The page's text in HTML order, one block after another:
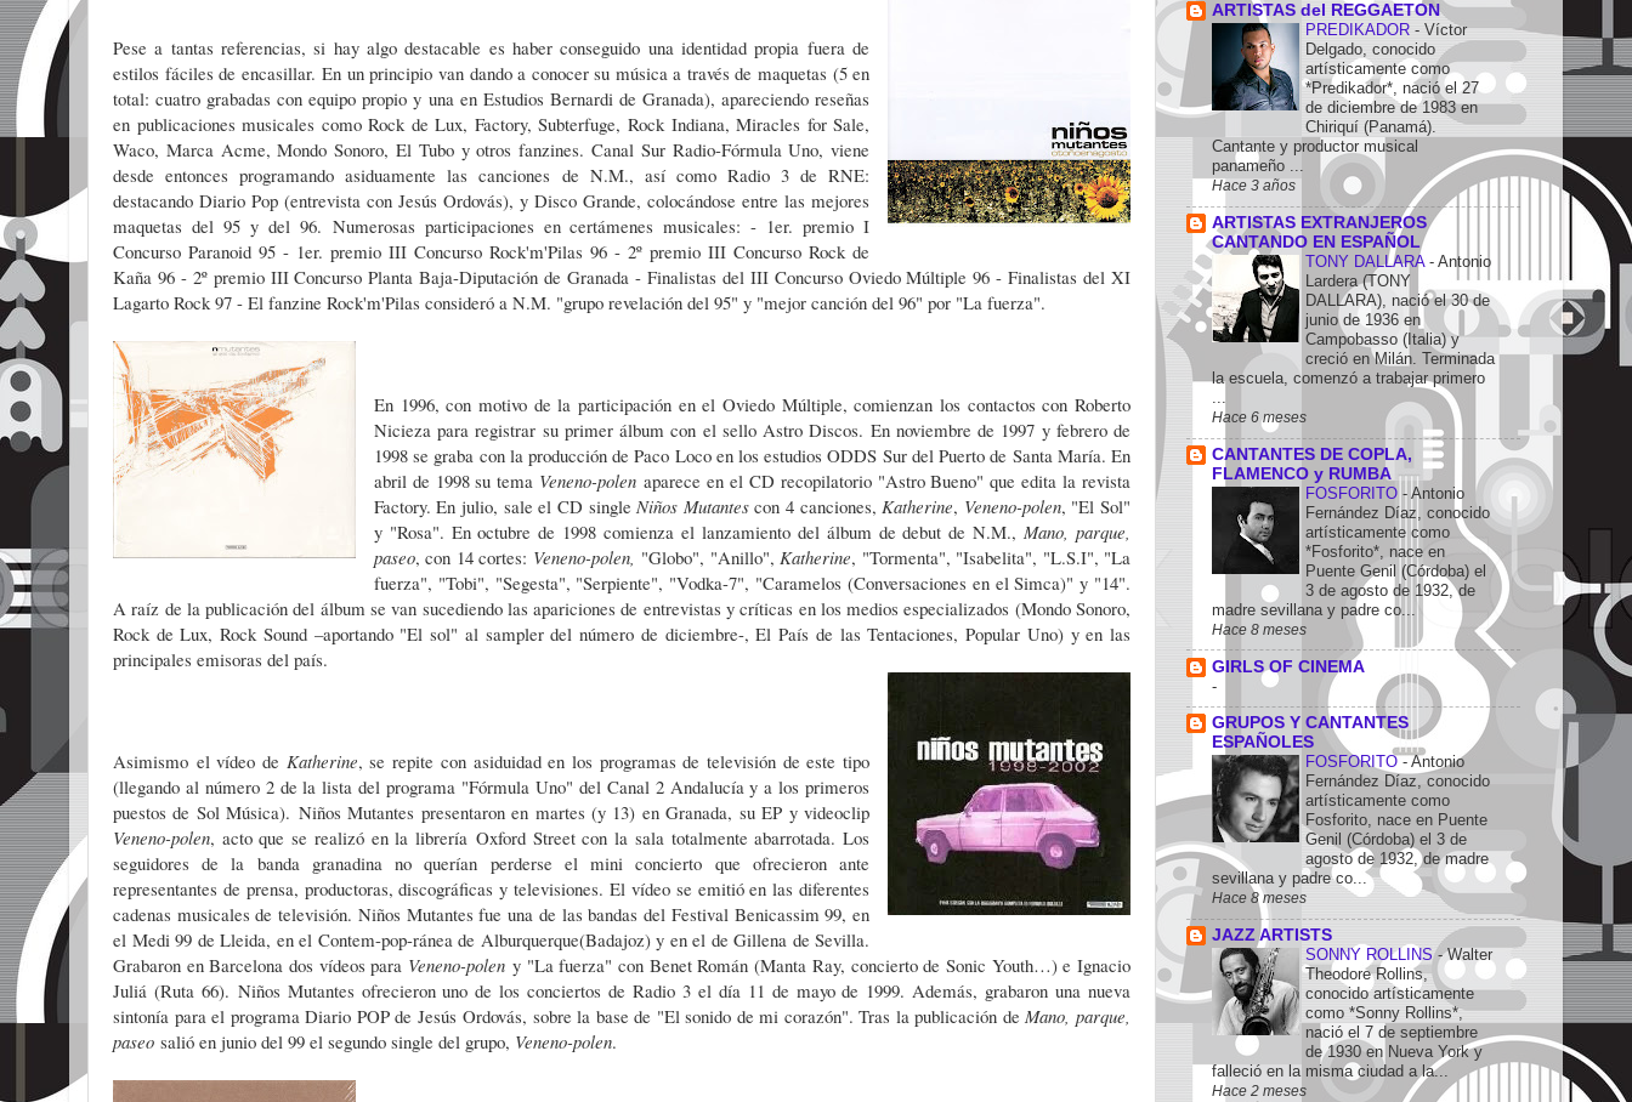
Pese a tantas referencias, si hay algo destacable es haber conseguido una identidad propia fuera de
estilos fáciles de encasillar.En un principio van dando a conocer su música a través de maquetas (5 en
total: cuatro grabadas con equipo propio y una en Estudios Bernardi de Granada), apareciendo reseñas
en publicaciones musicales como Rock de Lux, Factory, Subterfuge, Rock Indiana, Miracles for Sale,
Waco, Marca Acme, Mondo Sonoro, El Tubo y otros fanzines. Canal Sur Radio-Fórmula Uno, viene
desde entonces programando asiduamente las canciones de N.M., así como Radio 3 de RNE:
destacando Diario Pop (entrevista con Jesús Ordovás), y Disco Grande, colocándose entre las mejores
maquetas del 95 y del 96. Numerosas participaciones en certámenes musicales: - 1er. premio I
Concurso Paranoid 95 - 1er. premio III Concurso Rock'm'Pilas 96 - 2º premio III Concurso Rock de
Kaña 96 - 2º premio III Concurso Planta Baja-Diputación de Granada - Finalistas del III Concurso Oviedo Múltiple 96 - Finalistas del XI
Lagarto Rock 97 - El fanzine Rock'm'Pilas consideró a N.M. "grupo revelación del 95" y "mejor canción del 96" por "La fuerza".
En 1996, con motivo de la participación en el Oviedo Múltiple, comienzan los contactos con Roberto
Nicieza para registrar su primer álbum con el sello Astro Discos. En noviembre de 1997 y febrero de
1998 se graba con la producción de Paco Loco en los estudios ODDS Sur del Puerto de Santa María. En
abril de 1998 su tema Veneno-polen aparece en el CD recopilatorio "Astro Bueno" que edita la revista
Factory. En julio, sale el CD single Niños Mutantescon 4 canciones, Katherine, Veneno-polen, "El Sol"
y "Rosa". En octubre de 1998 comienza el lanzamiento del álbum de debut de N.M., Mano, parque,
paseo, con 14 cortes: Veneno-polen, "Globo", "Anillo", Katherine, "Tormenta", "Isabelita", "L.S.I", "La
fuerza", "Tobi", "Segesta", "Serpiente", "Vodka-7", "Caramelos (Conversaciones en el Simca)" y "14".
A raíz de la publicación del álbum se van sucediendo las apariciones de entrevistas y críticas en los medios especializados (Mondo Sonoro,
Rock de Lux, Rock Sound –aportando "El sol" al sampler del número de diciembre-, El País de las Tentaciones, Popular Uno) y en las
principales emisoras del país.
Asimismo el vídeo de Katherine, se repite con asiduidad en los programas de televisión de este tipo
(llegando al número 2 de la lista del programa "Fórmula Uno" del Canal 2 Andalucía y a los primeros
puestos de Sol Música). Niños Mutantes presentaron en martes (y 13) en Granada, su EP y videoclip
Veneno-polen, acto que se realizó en la librería Oxford Street con la sala totalmente abarrotada. Los
seguidores de la banda granadina no querían perderse el mini concierto que ofrecieron ante
representantes de prensa, productoras, discográficas y televisiones. El vídeo se emitió en las diferentes
cadenas musicales de televisión. Niños Mutantes fue una de las bandas del Festival Benicassim 99, en
el Medi 99 de Lleida, en el Contem-pop-ránea de Alburquerque(Badajoz) y en el de Gillena de Sevilla.
Grabaron en Barcelona dos vídeos para Veneno-polen y "La fuerza" con Benet Román (Manta Ray, concierto de Sonic Youth…) e Ignacio
Juliá (Ruta 66). Niños Mutantes ofrecieron uno de los conciertos de Radio 3 el día 11 de mayo de 1999. Además, grabaron una nueva
sintonía para el programa Diario POP de Jesús Ordovás, sobre la base de "El sonido de mi corazón". Tras la publicación de Mano, parque,
paseo salió en junio del 99 el segundo single del grupo, Veneno-polen.
ARTISTAS del REGGAETON
PREDIKADOR - Víctor
Delgado, conocido
artísticamente como
*Predikador*, nació el 27
de diciembre de 1983 en
Chiriquí (Panamá).
Cantante y productor musical
panameño ...
Hace 3 años
ARTISTAS EXTRANJEROS
CANTANDO EN ESPAÑOL
TONY DALLARA - Antonio
Lardera (TONY
DALLARA), nació el 30 de
junio de 1936 en
Campobasso (Italia) y
creció en Milán. Terminada
la escuela, comenzó a trabajar primero
...
Hace 6 meses
CANTANTES DE COPLA,
FLAMENCO y RUMBA
FOSFORITO - Antonio
Fernández Díaz, conocido
artísticamente como
*Fosforito*, nace en
Puente Genil (Córdoba) el
3 de agosto de 1932, de
madre sevillana y padre co...
Hace 8 meses
GIRLS OF CINEMA
-
GRUPOS Y CANTANTES
ESPAÑOLES
FOSFORITO-Antonio
Fernández Díaz, conocido
artísticamente como
Fosforito, nace en Puente
Genil (Córdoba) el 3 de
agosto de 1932, de madre
sevillana y padre co...
Hace 8 meses
JAZZ ARTISTS
SONNY ROLLINS-Walter
Theodore Rollins,
conocido artísticamente
como *Sonny Rollins*,
nació el 7 de septiembre
de 1930 en Nueva York y
falleció en la misma ciudad a la...
Hace 2 meses